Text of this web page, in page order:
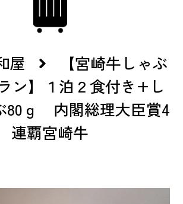
n
屋
【宮崎牛しゃぶ
ン】１泊２食付き+し
80ｇ 内閣総理大臣賞4
連覇宮崎牛